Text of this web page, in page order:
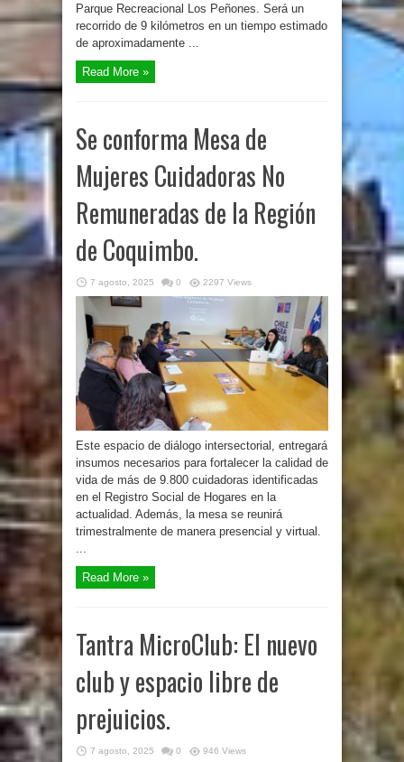
Parque Recreacional Los Peñones. Será un
recorrido de 9 kilómetros en un tiempo estimado
de aproximadamente ...
Read More »
Se conforma Mesa de
Mujeres Cuidadoras No
Remuneradas de la Región
de Coquimbo.
7 agosto, 2025 0 2297 Views
Este espacio de diálogo intersectorial, entregará
insumos necesarios para fortalecer la calidad de
vida de más de 9.800 cuidadoras identificadas
en el Registro Social de Hogares en la
actualidad. Además, la mesa se reunirá
trimestralmente de manera presencial y virtual.
Read More »
Tantra MicroClub: El nuevo
club y espacio libre de
prejuicios.
7 agosto, 2025 0 946 Views